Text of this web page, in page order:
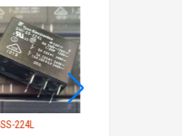
224L